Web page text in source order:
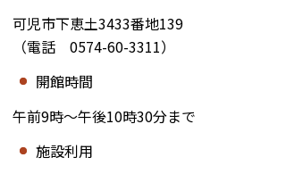
可児市下恵土3433番地139
（電話 0574-60-3311）
開館時間
午前9時～午後10時30分まで
施設利用